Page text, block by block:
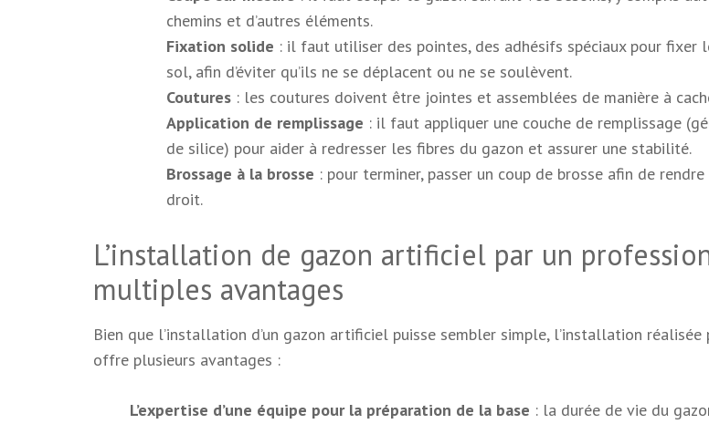
chemins et d’autres éléments.
Fixation solide : il faut utiliser des pointes, des adhésifs spéciaux pour fixer
sol, afin d’éviter qu’ils ne se déplacent ou ne se soulèvent.
Coutures : les coutures doivent être jointes et assemblées de manière à
Application de remplissage : il faut appliquer une couche de remplissage
de silice) pour aider à redresser les fibres du gazon et assurer une stabilité.
Brossage à la brosse : pour terminer, passer un coup de brosse afin de
droit.
L’installation de gazon artificiel par un
multiples avantages
Bien que l’installation d’un gazon artificiel puisse sembler simple, l’installation
offre plusieurs avantages :
L’expertise d’une équipe pour la préparation de la base : la durée de vie du